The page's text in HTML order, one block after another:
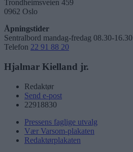
Trondheimsveien 459
0962 Oslo
Åpningstider
Sentralbord mandag-fredag 08.30-16.30
Telefon 22 91 88 20
Hjalmar Kielland jr.
Redaktør
Send e-post
22918830
Pressens faglige utvalg
Vær Varsom-plakaten
Redaktørplakaten